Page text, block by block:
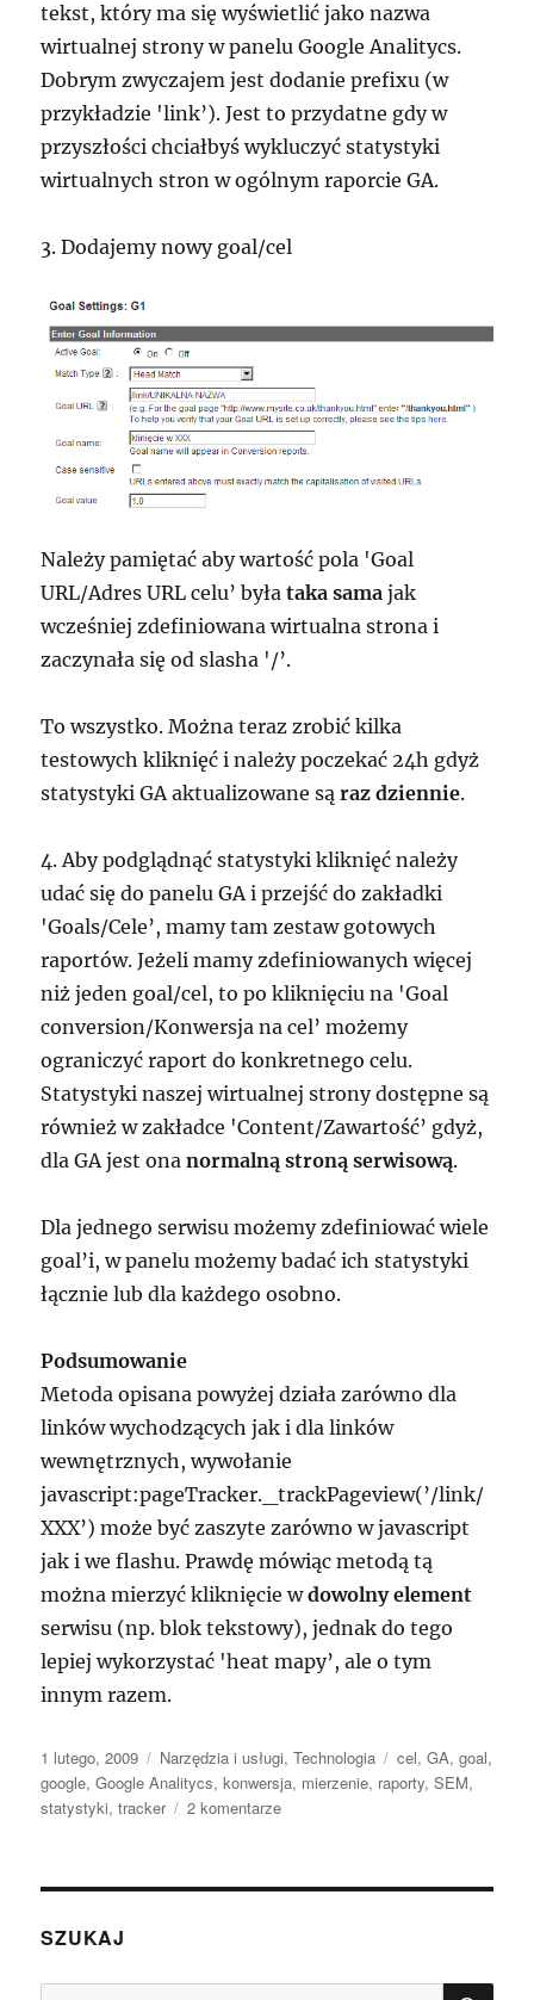
tekst, który ma się wyświetlić jako nazwa
wirtualnej strony w panelu Google Analitycs.
Dobrym zwyczajem jest dodanie prefixu (w
przykładzie 'link’). Jest to przydatne gdy w
przyszłości chciałbyś wykluczyć statystyki
wirtualnych stron w ogólnym raporcie GA.
3. Dodajemy nowy goal/cel
Należy pamiętać aby wartość pola 'Goal
URL/Adres URL celu’ byłataka sama jak
wcześniej zdefiniowana wirtualna strona i
zaczynała się od slasha '/’.
To wszystko. Można teraz zrobić kilka
testowych kliknięć i należy poczekać 24h gdyż
statystyki GA aktualizowane sąraz dziennie.
4. Aby podglądnąć statystyki kliknięć należy
udać się do panelu GA i przejść do zakładki
'Goals/Cele’, mamy tam zestaw gotowych
raportów. Jeżeli mamy zdefiniowanych więcej
niż jeden goal/cel, to po kliknięciu na 'Goal
conversion/Konwersja na cel’ możemy
ograniczyć raport do konkretnego celu.
Statystyki naszej wirtualnej strony dostępne są
również w zakładce 'Content/Zawartość’ gdyż,
dla GA jest onanormalną stroną serwisową.
Dla jednego serwisu możemy zdefiniować wiele
goal’i, w panelu możemy badać ich statystyki
łącznie lub dla każdego osobno.
Podsumowanie
Metoda opisana powyżej działa zarówno dla
linków wychodzących jak i dla linków
wewnętrznych, wywołanie
javascript:pageTracker._trackPageview(’/link/
XXX’) może być zaszyte zarówno w javascript
jak i we flashu. Prawdę mówiąc metodą tą
można mierzyć kliknięcie wdowolny element
serwisu (np. blok tekstowy), jednak do tego
lepiej wykorzystać 'heat mapy’, ale o tym
innym razem.
Data
publikacji
1 lutego, 2009 Kategorie
Narzędzia i usługi,Technologia Tagi
cel,GA,goal,
google,Google Analitycs,konwersja, mierzenie, raporty,SEM,
statystyki,tracker 2 komentarzedo
Google
w
SZUKAJ